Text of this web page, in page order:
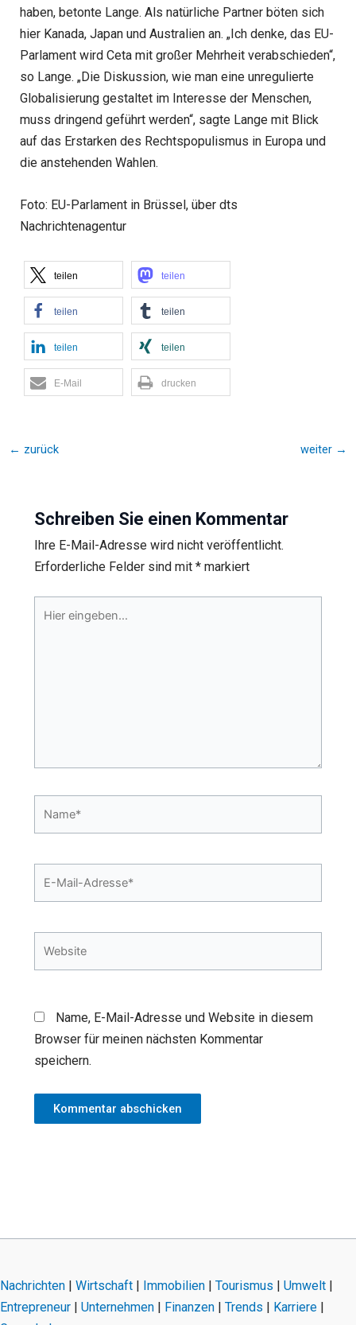
haben, betonte Lange. Als natürliche Partner böten sich
hier Kanada, Japan und Australien an. „Ich denke, das EU-
Parlament wird Ceta mit großer Mehrheit verabschieden“,
so Lange. „Die Diskussion, wie man eine unregulierte
Globalisierung gestaltet im Interesse der Menschen,
muss dringend geführt werden“, sagte Lange mit Blick
auf das Erstarken des Rechtspopulismus in Europa und
die anstehenden Wahlen.
Foto: EU-Parlament in Brüssel, über dts
Nachrichtenagentur
teilen teilen
teilen teilen
teilen teilen
E-Mail drucken
← zurück weiter →
Schreiben Sie einen Kommentar
Ihre E-Mail-Adresse wird nicht veröffentlicht.
Erforderliche Felder sind mit *markiert
Name, E-Mail-Adresse und Website in diesem
Browser für meinen nächsten Kommentar
speichern.
Nachrichten | Wirtschaft | Immobilien | Tourismus | Umwelt |
Entrepreneur | Unternehmen | Finanzen | Trends | Karriere |